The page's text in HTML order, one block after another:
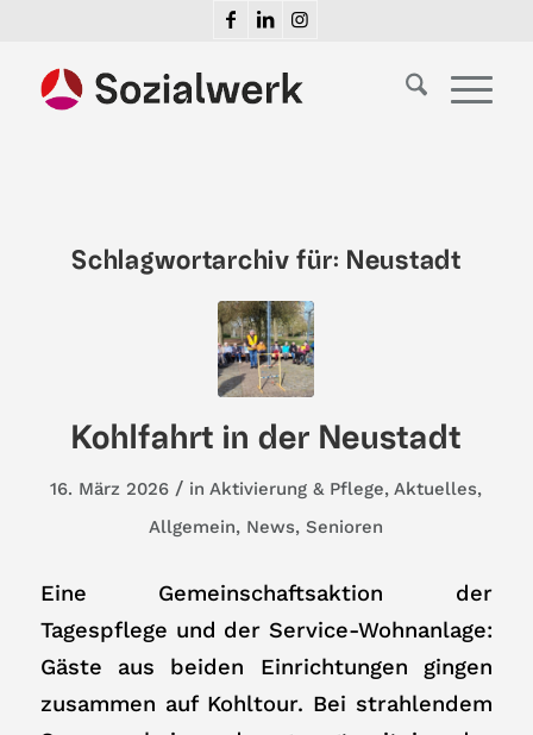
Schlagwortarchiv für: Neustadt
Kohlfahrt in der Neustadt
16. März 2026 / inAktivierung & Pflege,Aktuelles,
Allgemein, News,Senioren
Eine Gemeinschaftsaktion der
Tagespflege und der Service-Wohnanlage:
Gäste aus beiden Einrichtungen gingen
zusammen auf Kohltour. Bei strahlendem